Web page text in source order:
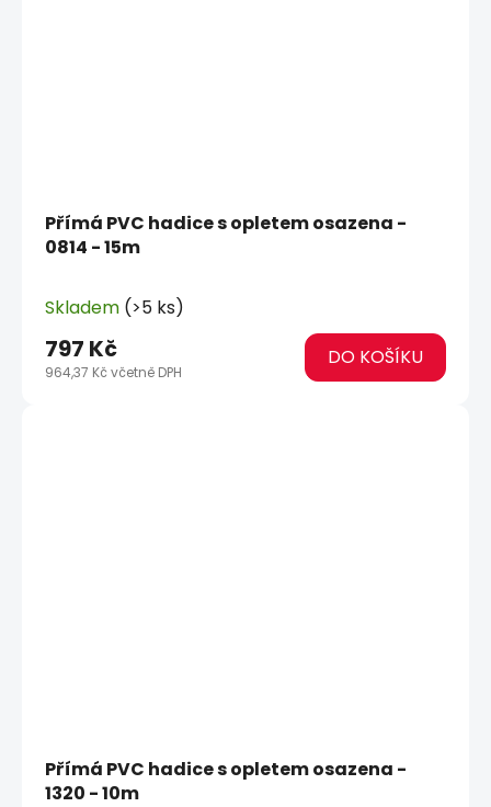
Přímá PVC hadice s opletem osazena -
0814 - 15m
Skladem (>5 ks)
964,37 Kč včetně DPH
797 Kč DO KOŠÍKU
Přímá PVC hadice s opletem osazena -
1320 - 10m